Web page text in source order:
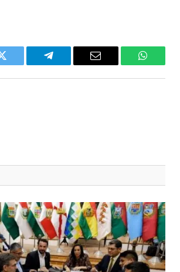
Twitter Telegram Email